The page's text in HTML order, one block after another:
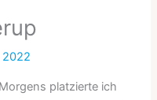
2022
platzierte ich